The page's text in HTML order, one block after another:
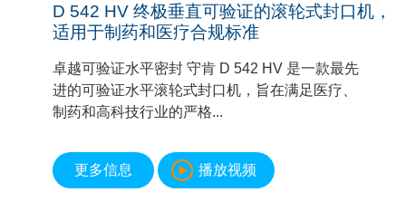
D 542 HV 终极垂直可验证的滚轮式封口机，
适用于制药和医疗合规标准
卓越可验证水平密封 守肯 D 542 HV 是一款最先
进的可验证水平滚轮式封口机，旨在满足医疗、
制药和高科技行业的严格...
更多信息 播放视频